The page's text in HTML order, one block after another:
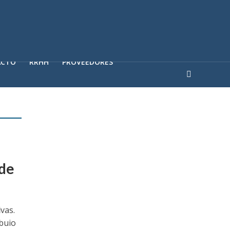
RRHH PROVEEDORES